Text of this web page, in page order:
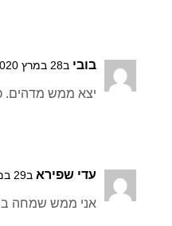
בובי ב28 במרץ 2020 ב20:17
יצא ממש מדהים.
עדי שפירא ב29 במרץ 2020 ב7:27
אני ממש שמחה